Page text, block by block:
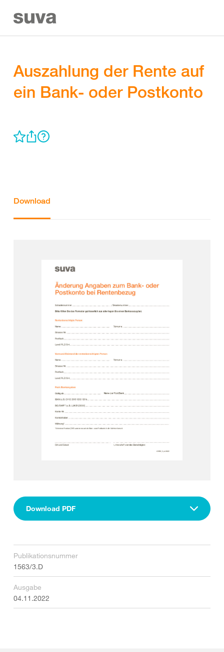
Auszahlung der Rente auf
ein Bank- oder Postkonto
Download
Download PDF
Publikationsnummer
1563/3.D
Ausgabe
04.11.2022